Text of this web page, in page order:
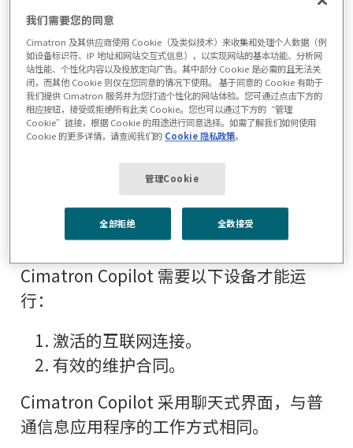
Cimatron Copilot 需要以下设备才能运
行：
激活的互联网连接。
有效的维护合同。
Cimatron Copilot 采用聊天式界面，与普
通信息应用程序的工作方式相同。
我们需要您的同意
Cimatron 及其供应商使用 Cookie（及类似技术）来收集和处理个人数据（例
如设备标识符、IP 地址和网站交互式信息），以实现网站的基本功能、分析网
站性能、个性化内容以及投放定向广告。其中部分 Cookie 是必需的且无法关
闭，而其他 Cookie 则仅在您同意的情况下使用。 基于同意的 Cookie 有助于
我们提供 Cimatron 服务并为您打造个性化的网站体验。您可通过点击下方的
相应按钮，接受或拒绝所有此类 Cookie。您也可以通过下方的“管理
Cookie”链接，根据 Cookie 的用途进行同意选择。如需了解我们如何使用
Cookie 的更多详情，请查阅我们的 Cookie 隐私政策。
管理Cookie
全部拒绝 全数接受